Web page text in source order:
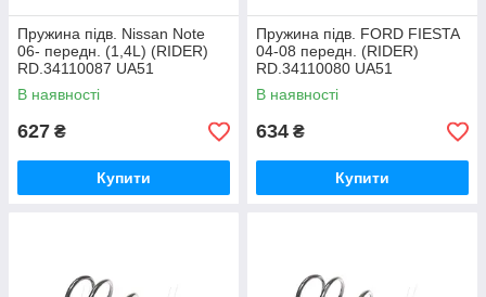
Пружина підв. Nissan Note
06- передн. (1,4L) (RIDER)
RD.34110087 UA51
В наявності
627 ₴
Купити
Пружина підв. FORD FIESTA
04-08 передн. (RIDER)
RD.34110080 UA51
В наявності
634 ₴
Купити